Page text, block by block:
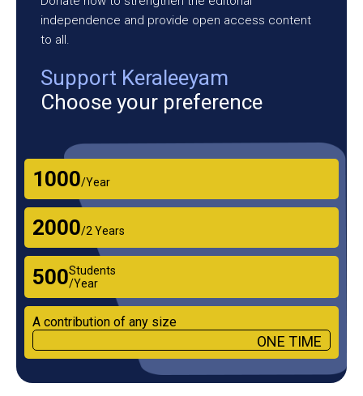
independence and provide open access content
to all.
Support Keraleeyam
Choose your preference
₹1000/Year
₹2000/2 Years
₹500Students
/Year
A contribution of any size
ONE TIME